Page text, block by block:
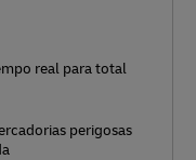
real para total
perigosas